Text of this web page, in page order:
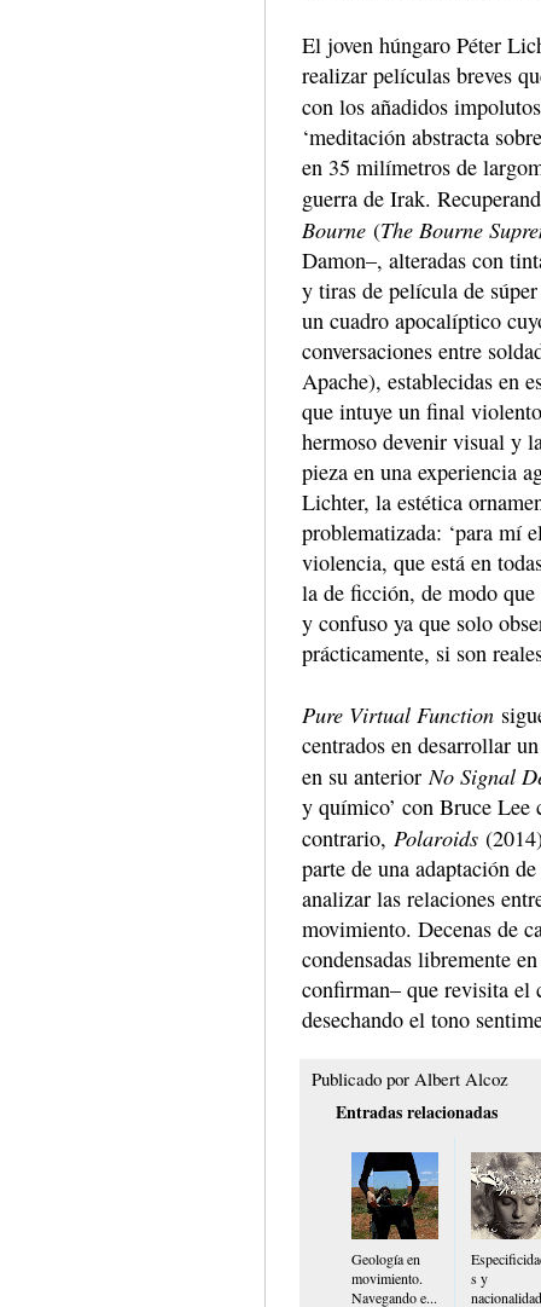
El joven húngaro Péter
realizar películas breves
con los añadidos
‘meditación abstracta
en 35 milímetros de
guerra de Irak.
Bourne (The Bourne
Damon–, alteradas con
y tiras de película de
un cuadro apocalíptico
conversaciones entre
Apache), establecidas en
que intuye un final
hermoso devenir visual y
pieza en una experiencia
Lichter, la estética
problematizada: ‘para mí
violencia, que está en
la de ficción, de modo
y confuso ya que solo
prácticamente, si son
Pure Virtual Function
centrados en desarrollar
en su anteriorNo Signal
y químico’ con Bruce Lee
contrario, Polaroids
parte de una adaptación
analizar las relaciones
movimiento. Decenas de
condensadas libremente
confirman– que revisita el
desechando el tono
Publicado por Albert Alcoz
Entradas relacionadas
Geología en
movimiento.
Navegando e...
s y